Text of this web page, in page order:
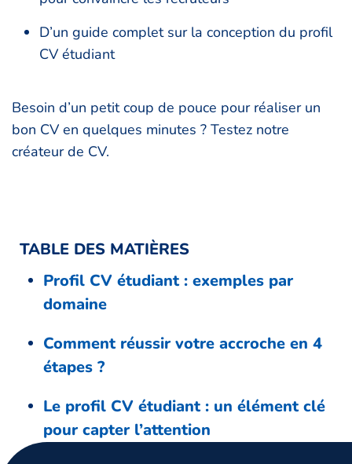
D’un guide complet sur la conception du profil
CV étudiant
Besoin d’un petit coup de pouce pour réaliser un
bon CV en quelques minutes ? Testez notre
créateur de CV.
TABLE DES MATIÈRES
Profil CV étudiant : exemples par
domaine
Comment réussir votre accroche en 4
étapes ?
Le profil CV étudiant : un élément clé
pour capter l’attention